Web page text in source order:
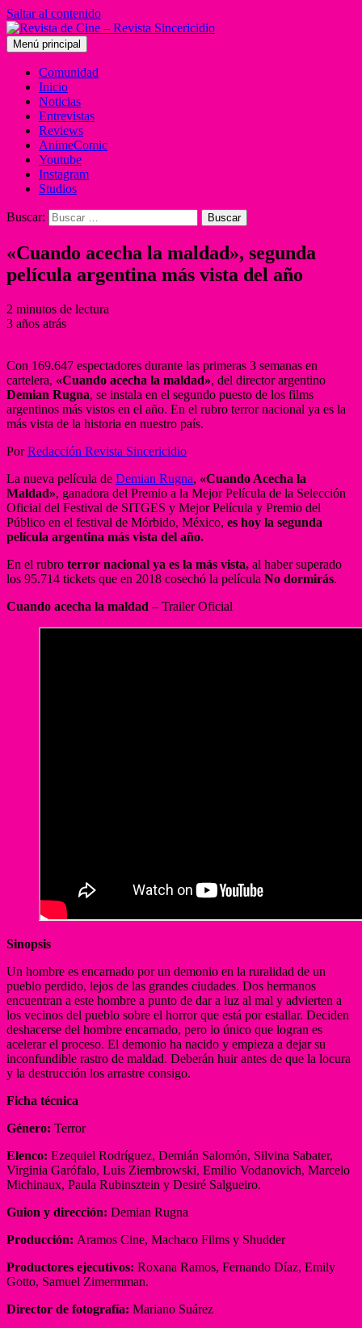
Saltar al contenido
Menú principal
Comunidad
Inicio
Noticias
Entrevistas
Reviews
AnimeComic
Youtube
Instagram
Studios
Buscar:
«Cuando acecha la maldad», segunda
película argentina más vista del año
2 minutos de lectura
3 años atrás
Con 169.647 espectadores durante las primeras 3 semanas en
cartelera, «Cuando acecha la maldad», del director argentino
Demian Rugna, se instala en el segundo puesto de los films
argentinos más vistos en el año. En el rubro terror nacional ya es la
más vista de la historia en nuestro país.
PorRedacción Revista Sincericidio
La nueva película de Demian Rugna, «Cuando Acecha la
Maldad», ganadora del Premio a la Mejor Película de la Selección
Oficial del Festival de SITGES y Mejor Película y Premio del
Público en el festival de Mórbido, México, es hoy la segunda
película argentina más vista del año.
En el rubro terror nacional ya es la más vista, al haber superado
los 95.714 tickets que en 2018 cosechó la película No dormirás.
Cuando acecha la maldad – Trailer Oficial
Sinopsis
Un hombre es encarnado por un demonio en la ruralidad de un
pueblo perdido, lejos de las grandes ciudades. Dos hermanos
encuentran a este hombre a punto de dar a luz al mal y advierten a
los vecinos del pueblo sobre el horror que está por estallar. Deciden
deshacerse del hombre encarnado, pero lo único que logran es
acelerar el proceso. El demonio ha nacido y empieza a dejar su
inconfundible rastro de maldad. Deberán huir antes de que la locura
y la destrucción los arrastre consigo.
Ficha técnica
Género: Terror
Elenco: Ezequiel Rodríguez, Demián Salomón, Silvina Sabater,
Virginia Garófalo, Luis Ziembrowski, Emilio Vodanovich, Marcelo
Michinaux, Paula Rubinsztein y Desiré Salgueiro.
Guion y dirección: Demian Rugna
Producción: Aramos Cine, Machaco Films y Shudder
Productores ejecutivos: Roxana Ramos, Fernando Díaz, Emily
Gotto, Samuel Zimermman.
Director de fotografía: Mariano Suárez